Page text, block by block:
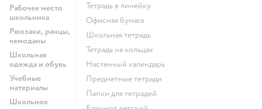
Рабочее место
школьника
Рюкзаки, ранцы,
чемоданы
Школьная
одежда и обувь
Учебные
материалы
Школьное
Тетрадь в линейку
Офисная бумага
Школьная тетрадь
Тетрадь на кольцах
Настенный календарь
Предметные тетради
Папки для тетрадей